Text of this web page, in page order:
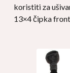
koristiti za
13×4 čipka